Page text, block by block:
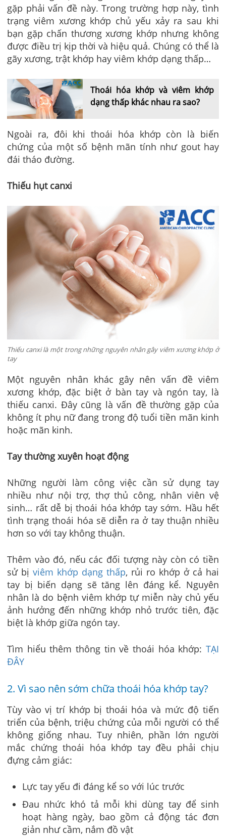
gặp phải vấn đề này. Trong trường hợp này, tình
trạng viêm xương khớp chủ yếu xảy ra sau khi
bạn gặp chấn thương xương khớp nhưng không
được điều trị kịp thời và hiệu quả. Chúng có thể là
gãy xương, trật khớp hay viêm khớp dạng thấp…
Thoái hóa khớp và viêm khớp
dạng thấp khác nhau ra sao?
Ngoài ra, đôi khi thoái hóa khớp còn là biến
chứng của một số bệnh mãn tính như gout hay
đái tháo đường.
Thiếu hụt canxi
Thiếu canxi là một trong những nguyên nhân gây viêm xương khớp ở
tay
Một nguyên nhân khác gây nên vấn đề viêm
xương khớp, đặc biệt ở bàn tay và ngón tay, là
thiếu canxi. Đây cũng là vấn đề thường gặp của
không ít phụ nữ đang trong độ tuổi tiền mãn kinh
hoặc mãn kinh.
Tay thường xuyên hoạt động
Những người làm công việc cần sử dụng tay
nhiều như nội trợ, thợ thủ công, nhân viên vệ
sinh… rất dễ bị thoái hóa khớp tay sớm. Hầu hết
tình trạng thoái hóa sẽ diễn ra ở tay thuận nhiều
hơn so với tay không thuận.
Thêm vào đó, nếu các đối tượng này còn có tiền
sử bị viêm khớp dạng thấp, rủi ro khớp ở cả hai
tay bị biến dạng sẽ tăng lên đáng kể. Nguyên
nhân là do bệnh viêm khớp tự miễn này chủ yếu
ảnh hưởng đến những khớp nhỏ trước tiên, đặc
biệt là khớp giữa ngón tay.
Tìm hiểu thêm thông tin về thoái hóa khớp: TẠI
ĐÂY
2. Vì sao nên sớm chữa thoái hóa khớp tay?
Tùy vào vị trí khớp bị thoái hóa và mức độ tiến
triển của bệnh, triệu chứng của mỗi người có thể
không giống nhau. Tuy nhiên, phần lớn người
mắc chứng thoái hóa khớp tay đều phải chịu
đựng cảm giác:
Lực tay yếu đi đáng kể so với lúc trước
Đau nhức khó tả mỗi khi dùng tay để sinh
hoạt hàng ngày, bao gồm cả động tác đơn
giản như cầm, nắm đồ vật